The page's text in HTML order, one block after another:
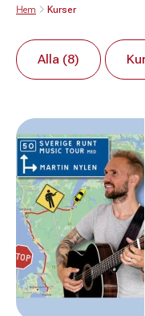
Hem Kurser
Alla (8)